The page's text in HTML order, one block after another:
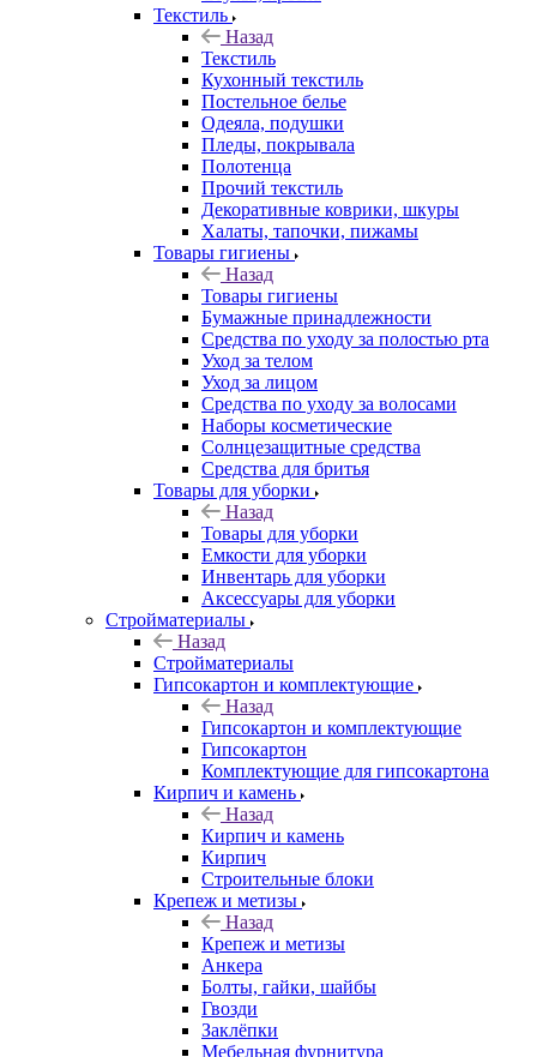
Текстиль
Назад
Текстиль
Кухонный текстиль
Постельное белье
Одеяла, подушки
Пледы, покрывала
Полотенца
Прочий текстиль
Декоративные коврики, шкуры
Халаты, тапочки, пижамы
Товары гигиены
Назад
Товары гигиены
Бумажные принадлежности
Средства по уходу за полостью рта
Уход за телом
Уход за лицом
Средства по уходу за волосами
Наборы косметические
Солнцезащитные средства
Средства для бритья
Товары для уборки
Назад
Товары для уборки
Емкости для уборки
Инвентарь для уборки
Аксессуары для уборки
Стройматериалы
Назад
Стройматериалы
Гипсокартон и комплектующие
Назад
Гипсокартон и комплектующие
Гипсокартон
Комплектующие для гипсокартона
Кирпич и камень
Назад
Кирпич и камень
Кирпич
Строительные блоки
Крепеж и метизы
Назад
Крепеж и метизы
Анкера
Болты, гайки, шайбы
Гвозди
Заклёпки
Мебельная фурнитура